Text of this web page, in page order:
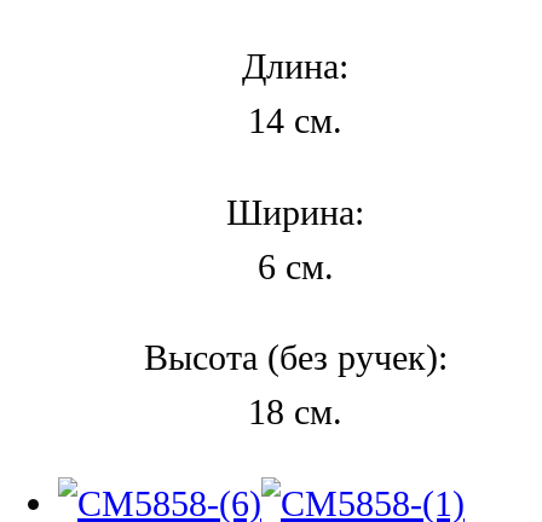
Длина:
14 см.
Ширина:
6 см.
Высота (без ручек):
18 см.